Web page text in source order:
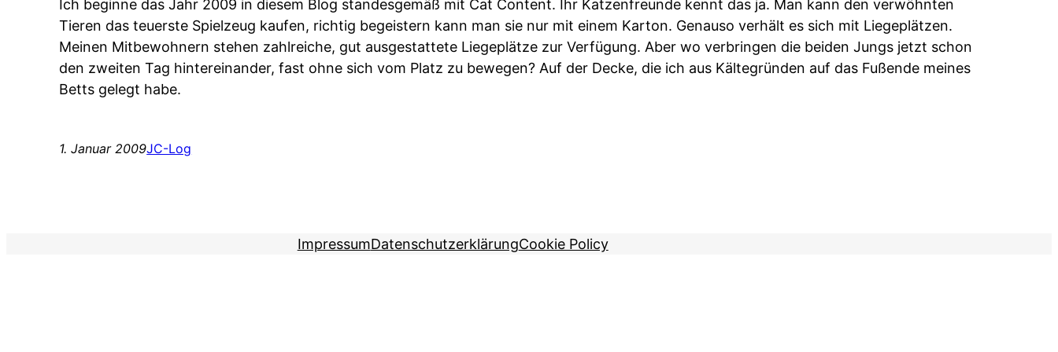
Ich beginne das Jahr 2009 in diesem Blog standesgemäß mit Cat Content. Ihr Katzenfreunde kennt das ja. Man kann den verwöhnten
Tieren das teuerste Spielzeug kaufen, richtig begeistern kann man sie nur mit einem Karton. Genauso verhält es sich mit Liegeplätzen.
Meinen Mitbewohnern stehen zahlreiche, gut ausgestattete Liegeplätze zur Verfügung. Aber wo verbringen die beiden Jungs jetzt schon
den zweiten Tag hintereinander, fast ohne sich vom Platz zu bewegen? Auf der Decke, die ich aus Kältegründen auf das Fußende meines
Betts gelegt habe.
1. Januar 2009JC-Log
ImpressumDatenschutzerklärungCookie Policy